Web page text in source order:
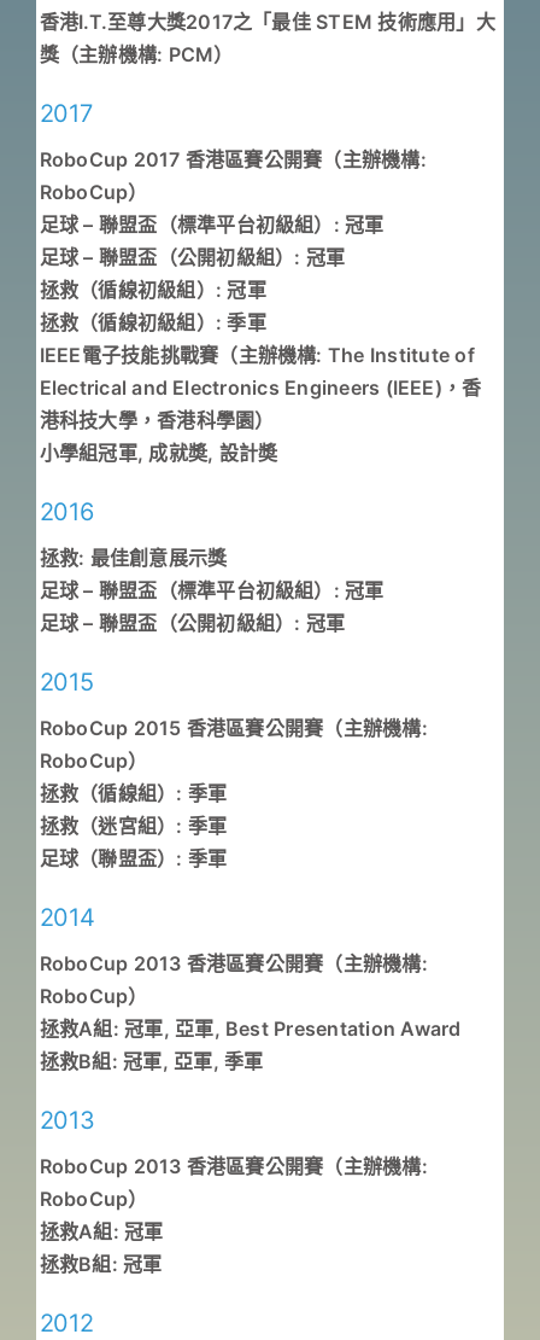
香港I.T.至尊大獎2017之「最佳 STEM 技術應用」大
獎（主辦機構: PCM）
2017
RoboCup 2017 香港區賽公開賽（主辦機構:
RoboCup）
足球 – 聯盟盃（標準平台初級組）: 冠軍
足球 – 聯盟盃（公開初級組）: 冠軍
拯救（循線初級組）: 冠軍
拯救（循線初級組）: 季軍
IEEE電子技能挑戰賽（主辦機構: The Institute of
Electrical and Electronics Engineers (IEEE)，香
港科技大學，香港科學園）
小學組冠軍, 成就奬, 設計奬
2016
拯救: 最佳創意展示獎
足球 – 聯盟盃（標準平台初級組）: 冠軍
足球 – 聯盟盃（公開初級組）: 冠軍
2015
RoboCup 2015 香港區賽公開賽（主辦機構:
RoboCup）
拯救（循線組）: 季軍
拯救（迷宮組）: 季軍
足球（聯盟盃）: 季軍
2014
RoboCup 2013 香港區賽公開賽（主辦機構:
RoboCup）
拯救A組: 冠軍, 亞軍, Best Presentation Award
拯救B組: 冠軍, 亞軍, 季軍
2013
RoboCup 2013 香港區賽公開賽（主辦機構:
RoboCup）
拯救A組: 冠軍
拯救B組: 冠軍
2012